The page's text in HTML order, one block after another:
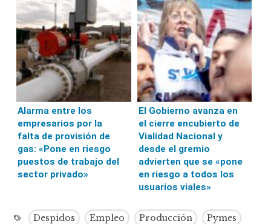
Alarma entre los
empresarios por la
falta de provisión de
gas: «Pone en riesgo
puestos de trabajo del
sector privado»
El Gobierno avanza en
el cierre encubierto de
Vialidad Nacional y
desde el gremio
advierten que se «pone
en riesgo a todos los
usuarios viales»
Despidos Empleo Producción Pymes